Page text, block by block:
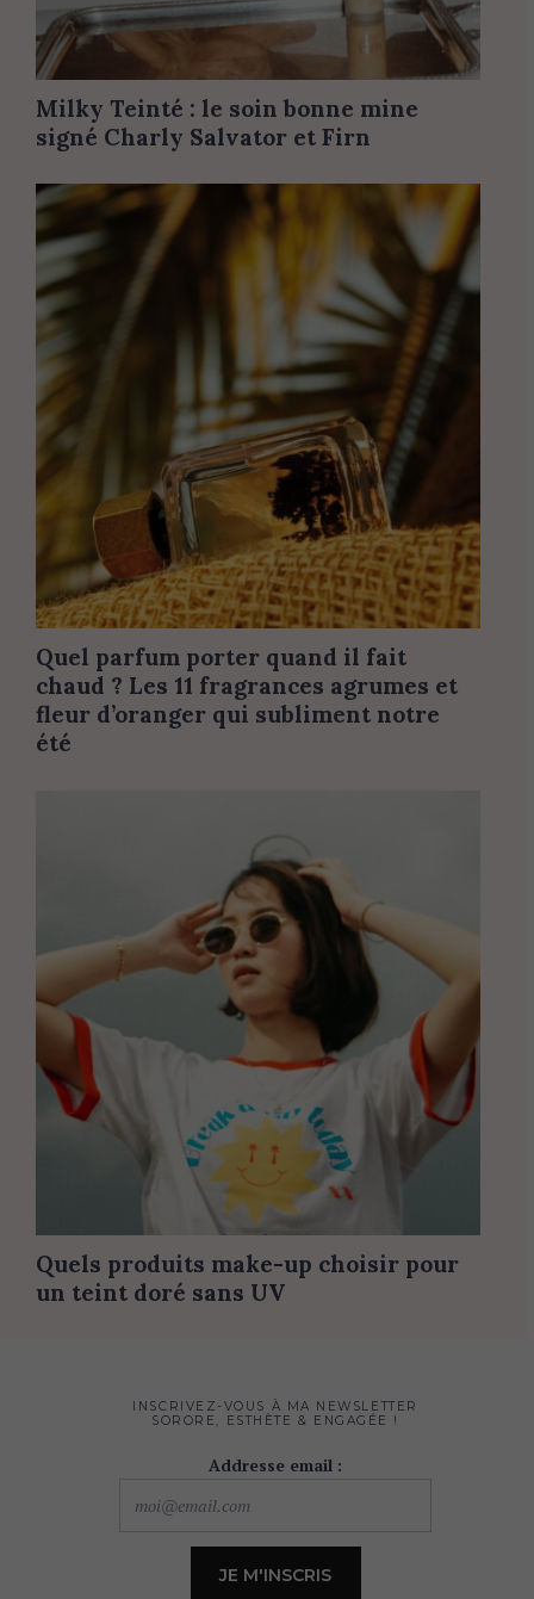
Milky Teinté : le soin bonne mine
signé Charly Salvator et Firn
Quel parfum porter quand il fait
chaud ? Les 11 fragrances agrumes et
fleur d’oranger qui subliment notre
été
Quels produits make-up choisir pour
un teint doré sans UV
INSCRIVEZ-VOUS À MA NEWSLETTER
SORORE, ESTHÈTE & ENGAGÉE !
Addresse email :